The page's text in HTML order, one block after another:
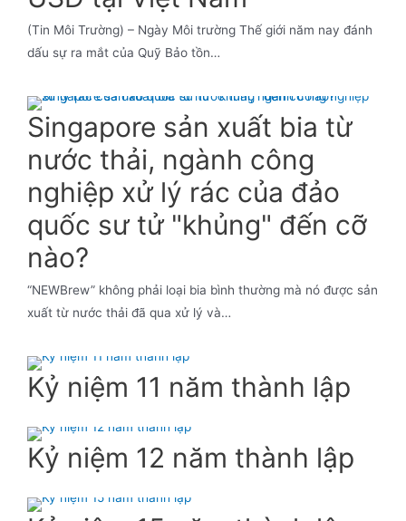
(Tin Môi Trường) – Ngày Môi trường Thế giới năm nay đánh
dấu sự ra mắt của Quỹ Bảo tồn…
Singapore sản xuất bia từ
nước thải, ngành công
nghiệp xử lý rác của đảo
quốc sư tử "khủng" đến cỡ
nào?
“NEWBrew” không phải loại bia bình thường mà nó được sản
xuất từ nước thải đã qua xử lý và…
Kỷ niệm 11 năm thành lập
Kỷ niệm 12 năm thành lập